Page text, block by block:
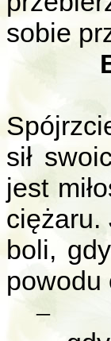
sobie
Bóg
sił
jest
ciężaru.
boli,
powodu
–